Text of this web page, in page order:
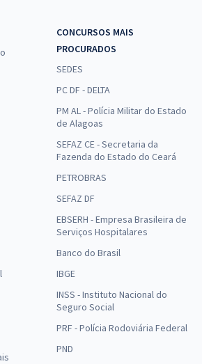
Economize R$ 99,98 (-20%)
Comprar
do Sul - RS - Conhecimentos Específicos
de Educação Infantil com a Equipe Gran
R$29,52
Economize R$ 88,56 (-20%)
Comprar
de Anos Iniciais com a Equipe Gran
à vista
R$ 88,56 (-20%)
CONCURSOS MAIS
PROCURADOS
SEDES
PC DF - DELTA
PM AL - Polícia Militar do Estado
de Alagoas
SEFAZ CE - Secretaria da
Fazenda do Estado do Ceará
PETROBRAS
SEFAZ DF
EBSERH - Empresa Brasileira de
Serviços Hospitalares
Banco do Brasil
IBGE
INSS - Instituto Nacional do
Seguro Social
PRF - Polícia Rodoviária Federal
PND